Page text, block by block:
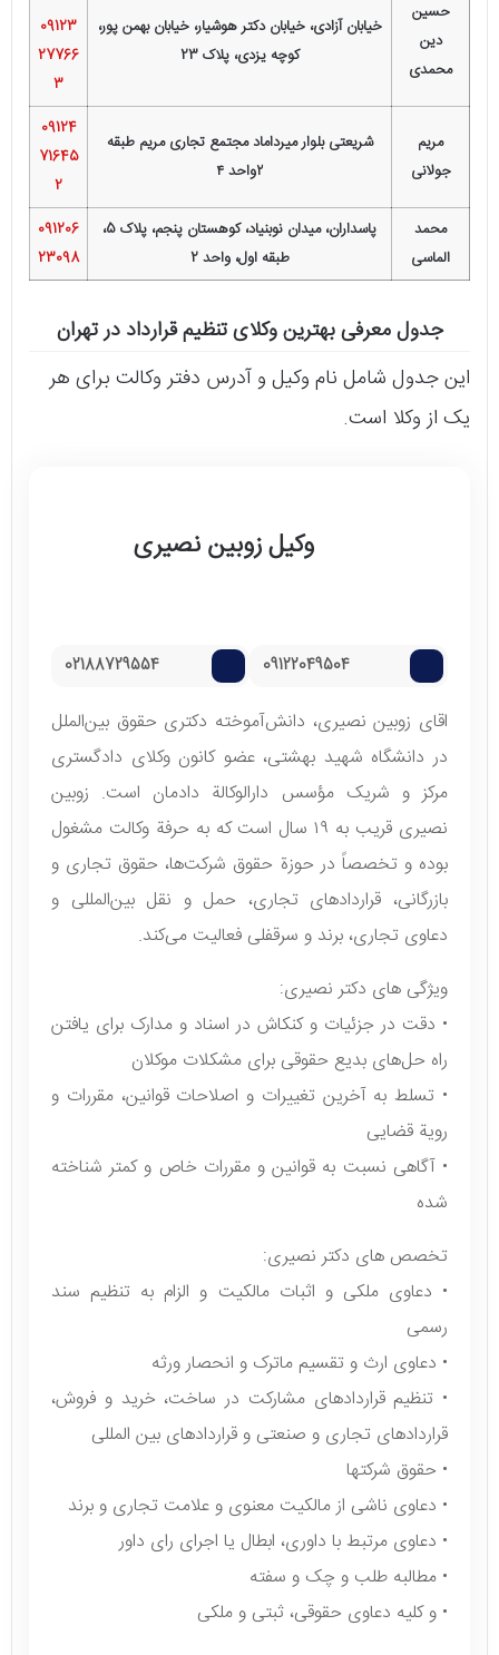
حسین
دین
محمدی
خیابان آزادی، خیابان دکتر هوشیار، خیابان بهمن پور،
کوچه یزدی، پلاک 23
09123
27766
3
مریم
جولانی
شریعتی بلوار میرداماد مجتمع تجاری مریم طبقه
۲واحد ۴
09124
71645
2
محمد
الماسی
پاسداران، میدان نوبنیاد، کوهستان پنجم، پلاک 5،
طبقه اول، واحد 2
091206
23098
جدول معرفی بهترین وکلای تنظیم قرارداد در تهران
این جدول شامل نام وکیل و آدرس دفتر وکالت برای هر
یک از وکلا است.
وکیل زوبین نصیری
09122049504
02188729554
اقای زوبین نصیری، دانش‌آموخته دکتری حقوق بین‌الملل
در دانشگاه شهید بهشتی، عضو کانون وکلای دادگستری
مرکز و شریک مؤسس دارالوکالة دادمان است. زوبین
نصیری قریب به ۱۹ سال است که به حرفة وکالت مشغول
بوده و تخصصاً در حوزة حقوق شرکت‌ها، حقوق تجاری و
بازرگانی، قراردادهای تجاری، حمل و نقل بین‌المللی و
دعاوی تجاری، برند و سرقفلی فعالیت می‌کند.
ویژگی های دکتر نصیری:
• دقت در جزئیات و کنکاش در اسناد و مدارک برای یافتن
راه حل‌های بدیع حقوقی برای مشکلات موکلان
• تسلط به آخرین تغییرات و اصلاحات قوانین، مقررات و
رویة قضایی
• آگاهی نسبت به قوانین و مقررات خاص و کمتر شناخته
شده
تخصص های دکتر نصیری:
• دعاوی ملکی و اثبات مالکیت و الزام به تنظیم سند
رسمی
• دعاوی ارث و تقسیم ماترک و انحصار ورثه
• تنظیم قراردادهای مشارکت در ساخت، خرید و فروش،
قراردادهای تجاری و صنعتی و قراردادهای بین المللی
• حقوق شرکتها
• دعاوی ناشی از مالکیت معنوی و علامت تجاری و برند
• دعاوی مرتبط با داوری، ابطال یا اجرای رای داور
• مطالبه طلب و چک و سفته
• و کلیه دعاوی حقوقی، ثبتی و ملکی